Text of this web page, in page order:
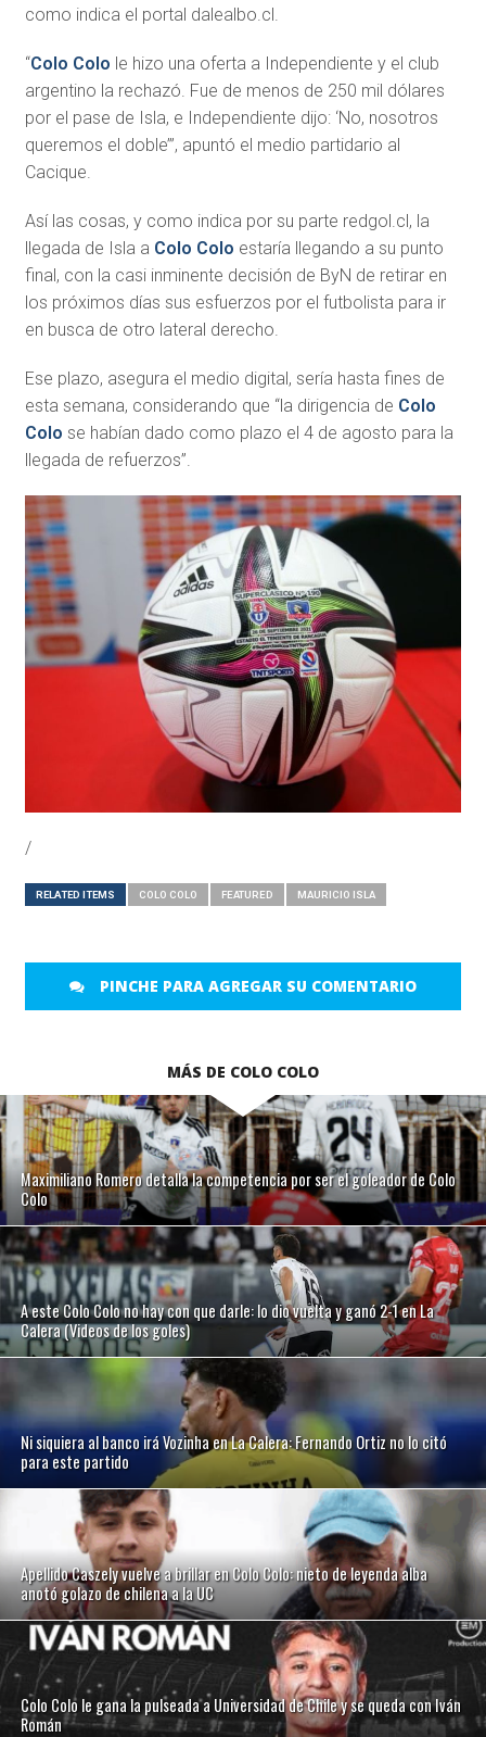
como indica el portal dalealbo.cl.
“Colo Colo le hizo una oferta a Independiente y el club
argentino la rechazó. Fue de menos de 250 mil dólares
por el pase de Isla, e Independiente dijo: ‘No, nosotros
queremos el doble’”, apuntó el medio partidario al
Cacique.
Así las cosas, y como indica por su parte redgol.cl, la
llegada de Isla a Colo Colo estaría llegando a su punto
final, con la casi inminente decisión de ByN de retirar en
los próximos días sus esfuerzos por el futbolista para ir
en busca de otro lateral derecho.
Ese plazo, asegura el medio digital, sería hasta fines de
esta semana, considerando que “la dirigencia de Colo
Colo se habían dado como plazo el 4 de agosto para la
llegada de refuerzos”.
/
RELATED ITEMS COLO COLO FEATURED MAURICIO ISLA
PINCHE PARA AGREGAR SU COMENTARIO
MÁS DE COLO COLO
Maximiliano Romero detalla la competencia por ser el goleador de Colo
Colo
A este Colo Colo no hay con que darle: lo dio vuelta y ganó 2-1 en La
Calera (Videos de los goles)
Ni siquiera al banco irá Vozinha en La Calera: Fernando Ortiz no lo citó
para este partido
Apellido Caszely vuelve a brillar en Colo Colo: nieto de leyenda alba
anotó golazo de chilena a la UC
Colo Colo le gana la pulseada a Universidad de Chile y se queda con Iván
Román